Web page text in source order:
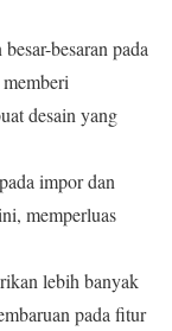
besaran pada
memberi
desain yang
impor dan
memperluas
lebih banyak
pada fitur